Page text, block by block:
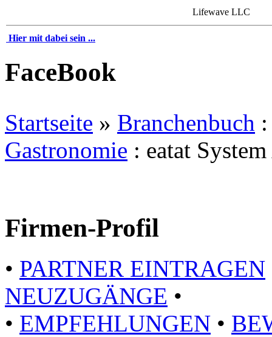
Lifewave LLC
Hier mit dabei sein ...
FaceBook
Startseite » Branchenbuch
Gastronomie : eatat
Firmen-Profil
• PARTNER EINTRAGEN
NEUZUGÄNGE •
• EMPFEHLUNGEN •